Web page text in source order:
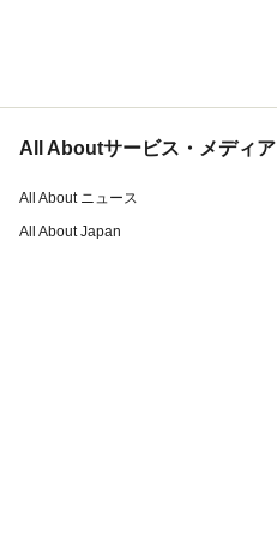
All Aboutサービス・メディア
All About ニュース
All About Japan